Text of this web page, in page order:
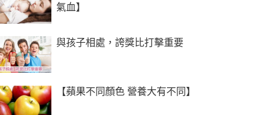
氣血】
與孩子相處，誇獎比打擊重要
【蘋果不同顏色 營養大有不同】